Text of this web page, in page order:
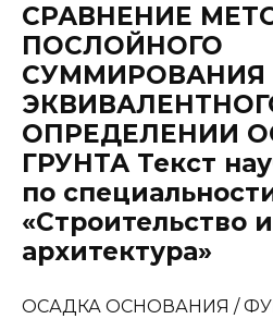
СРАВНЕНИЕ
ПОСЛОЙНОГО
СУММИРОВАНИЯ
ОПРЕДЕЛЕНИИ
ГРУНТА Текст
по
«Строительство и
архитектура»
ОСАДКА ОСНОВАНИЯ /